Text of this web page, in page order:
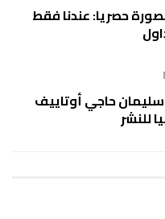
حصريا: عندنا فقط
حاجي أوتاييف
للنشر